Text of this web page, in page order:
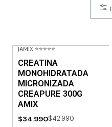
|AMIX ⭐⭐⭐⭐⭐
CREATINA
MONOHIDRATADA
MICRONIZADA
CREAPURE 300G
AMIX
$34.990$42.990